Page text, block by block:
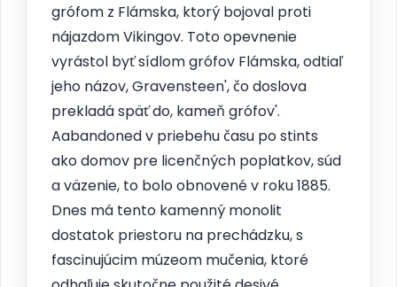
grófom z Flámska, ktorý bojoval proti
nájazdom Vikingov. Toto opevnenie
vyrástol byť sídlom grófov Flámska, odtiaľ
jeho názov, Gravensteen', čo doslova
prekladá späť do, kameň grófov'.
Aabandoned v priebehu času po stints
ako domov pre licenčných poplatkov, súd
a väzenie, to bolo obnovené v roku 1885.
Dnes má tento kamenný monolit
dostatok priestoru na prechádzku, s
fascinujúcim múzeom mučenia, ktoré